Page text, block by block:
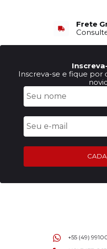
Frete
Inscreva-se e fique por
+55 (49)